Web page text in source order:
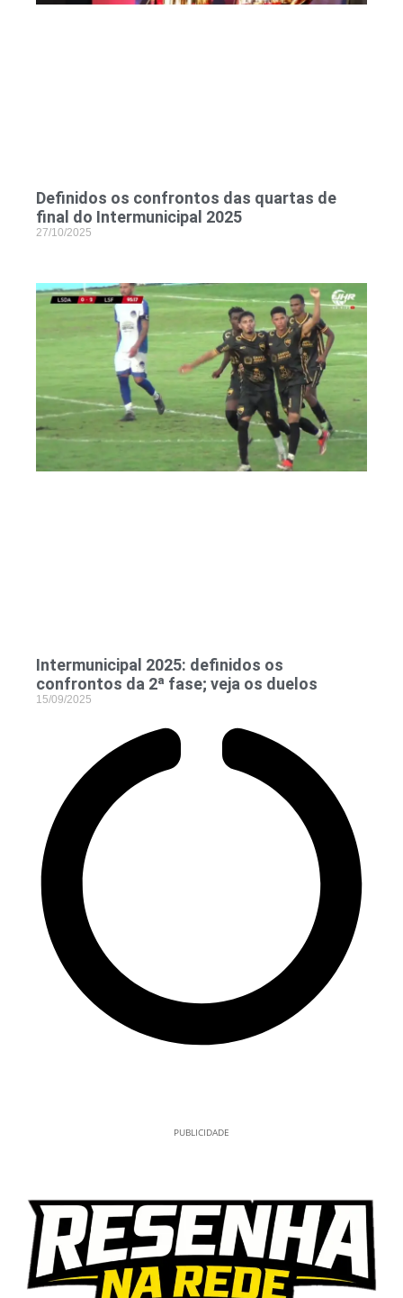
Definidos os confrontos das quartas de
final do Intermunicipal 2025
27/10/2025
Intermunicipal 2025: definidos os
confrontos da 2ª fase; veja os duelos
15/09/2025
PUBLICIDADE